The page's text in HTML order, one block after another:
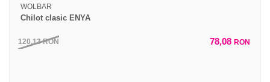
WOLBAR
Chilot clasic ENYA
120,13RON 78,08 RON